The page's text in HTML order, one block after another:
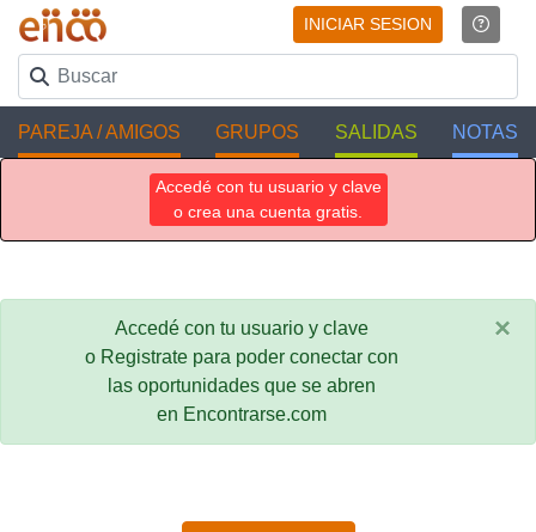
INICIAR SESION
PAREJA / AMIGOS GRUPOS SALIDAS NOTAS
Accedé con tu usuario y clave
o crea una cuenta gratis.
Accedé con tu usuario y clave
o Registrate para poder conectar con
las oportunidades que se abren
en Encontrarse.com
×